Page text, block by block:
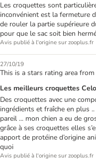
Les croquettes sont
inconvénient est la fermeture
de rouler la partie supérieure
pour que le sac soit bien
Avis publié à l'origine sur zooplus.fr
27/10/19
This is a stars rating area
Les meilleurs croquettes
Des croquettes avec une
ingrédients et fraîche en plus
pareil ... mon chien a eu de
grâce à ses croquettes elles
apport de protéine d’origine
quoi
Avis publié à l'origine sur zooplus.fr